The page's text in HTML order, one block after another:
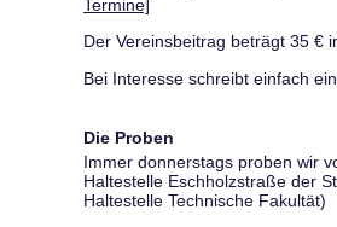
Termine]
Der Vereinsbeitrag beträgt 35 €
Bei Interesse schreibt einfach
Die Proben
Immer donnerstags proben wir
Haltestelle Eschholzstraße der
Haltestelle Technische Fakultät)